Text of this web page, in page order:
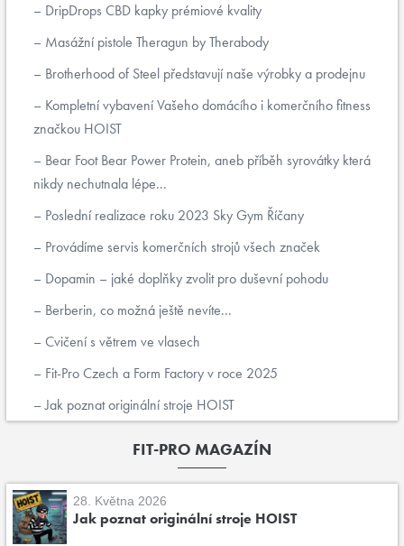
DripDrops CBD kapky prémiové kvality
Masážní pistole Theragun by Therabody
Brotherhood of Steel představují naše výrobky a prodejnu
Kompletní vybavení Vašeho domácího i komerčního fitness
značkou HOIST
Bear Foot Bear Power Protein, aneb příběh syrovátky která
nikdy nechutnala lépe...
Poslední realizace roku 2023 Sky Gym Říčany
Provádíme servis komerčních strojů všech značek
Dopamin – jaké doplňky zvolit pro duševní pohodu
Berberin, co možná ještě nevíte...
Cvičení s větrem ve vlasech
Fit-Pro Czech a Form Factory v roce 2025
Jak poznat originální stroje HOIST
FIT-PRO MAGAZÍN
28. Května 2026
Jak poznat originální stroje HOIST